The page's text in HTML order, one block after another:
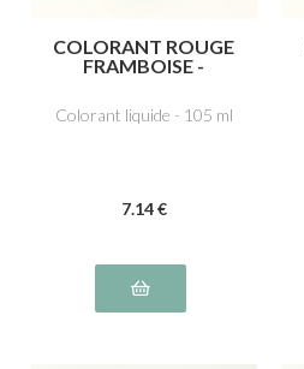
COLORANT ROUGE
FRAMBOISE -
Colorant liquide - 105 ml
7.14 €